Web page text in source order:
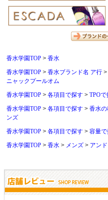
香水学園TOP
香水
香水学園TOP
香水ブランド名 ア行
ニャックプールオム
香水学園TOP
各項目で探す TPO
香水学園TOP
各項目で探す 香水
ンズ
香水学園TOP
各項目で探す 容量
香水学園TOP
香水 メンズ アン